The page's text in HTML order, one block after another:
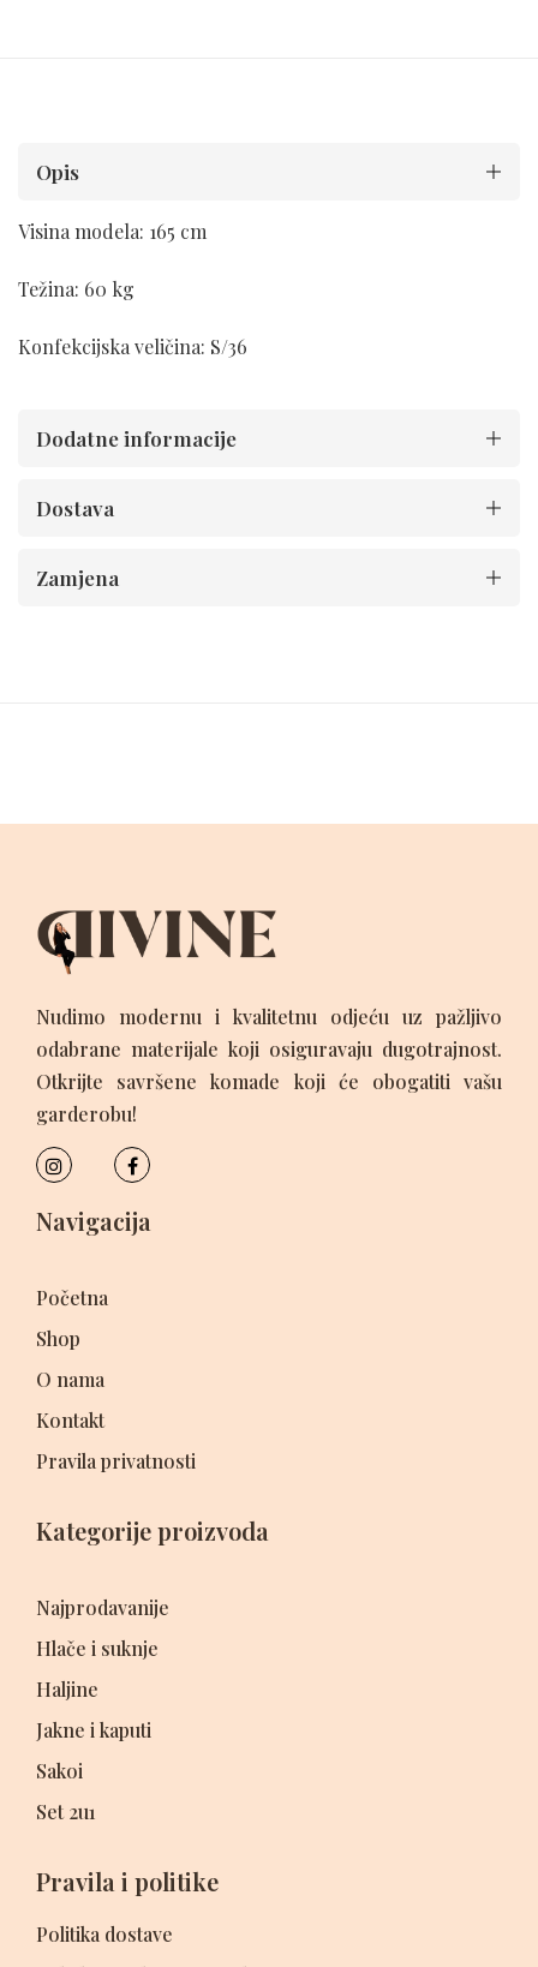
Opis
Visina modela: 165 cm
Težina: 60 kg
Konfekcijska veličina: S/36
Dodatne informacije
Dostava
Zamjena
Nudimo modernu i kvalitetnu odjeću uz pažljivo
odabrane materijale koji osiguravaju dugotrajnost.
Otkrijte savršene komade koji će obogatiti vašu
garderobu!
Navigacija
Početna
Shop
O nama
Kontakt
Pravila privatnosti
Kategorije proizvoda
Najprodavanije
Hlače i suknje
Haljine
Jakne i kaputi
Sakoi
Set 2u1
Pravila i politike
Politika dostave